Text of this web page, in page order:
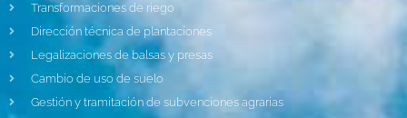
Transformaciones de riego
Dirección técnica de plantaciones
Legalizaciones de balsas y presas
Cambio de uso de suelo
Gestión y tramitación de subvenciones agrarias